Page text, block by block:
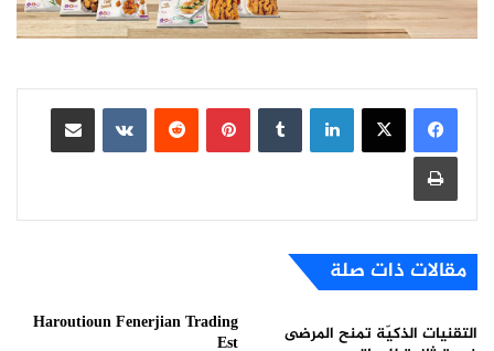
لينكدإن بينتيريست
مشاركة عبر البريد
طباعة
مقالات ذات صلة
التقنيات الذكيّة تمنح المرضى
Haroutioun Fenerjian Trading
Est